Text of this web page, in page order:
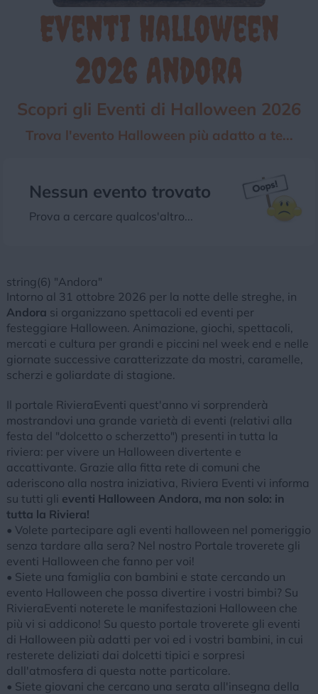
Chi siamo Privacy e Cookie Login
Eventi Halloween
2026 Andora
Scopri gli Eventi di Halloween 2026
Trova l'evento Halloween più adatto a te...
Nessun evento trovato
Prova a cercare qualcos'altro...
string(6) "Andora"
Intorno al 31 ottobre 2026 per la notte delle streghe, in
Andora si organizzano spettacoli ed eventi per
festeggiare Halloween. Animazione, giochi, spettacoli,
mercati e cultura per grandi e piccini nel week end e nelle
giornate successive caratterizzate da mostri, caramelle,
scherzi e goliardate di stagione.
Il portale RivieraEventi quest'anno vi sorprenderà
mostrandovi una grande varietà di eventi (relativi alla
festa del "dolcetto o scherzetto") presenti in tutta la
riviera: per vivere un Halloween divertente e
accattivante. Grazie alla fitta rete di comuni che
aderiscono alla nostra iniziativa, Riviera Eventi vi informa
su tutti gli eventi Halloween Andora, ma non solo: in
tutta la Riviera!
• Volete partecipare agli eventi halloween nel pomeriggio
senza tardare alla sera? Nel nostro Portale troverete gli
eventi Halloween che fanno per voi!
• Siete una famiglia con bambini e state cercando un
evento Halloween che possa divertire i vostri bimbi? Su
RivieraEventi noterete le manifestazioni Halloween che
più vi si addicono! Su questo portale troverete gli eventi
di Halloween più adatti per voi ed i vostri bambini, in cui
resterete deliziati dai dolcetti tipici e sorpresi
dall'atmosfera di questa notte particolare.
• Siete giovani che cercano una serata all'insegna della